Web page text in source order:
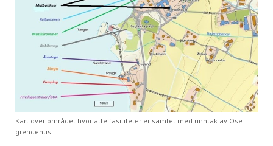
Kart over området hvor alle fasiliteter er samlet med unntak av Ose
grendehus.